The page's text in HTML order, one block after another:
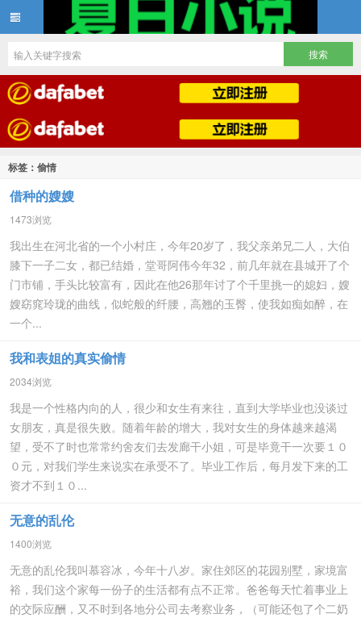
夏日小说
标签：偷情
借种的嫂嫂
1473浏览
我出生在河北省的一个小村庄，今年20岁了，我父亲弟兄二人，大伯
膝下一子二女，都已结婚，堂哥阿伟今年32，前几年就在县城开了个
门市铺，手头比较富有，因此在他26那年讨了个千里挑一的媳妇，嫂
嫂窈窕玲珑的曲线，似蛇般的纤腰，高翘的玉臀，使我如痴如醉，在
一个...
我和表姐的真实偷情
2034浏览
我是一个性格内向的人，很少和女生有来往，直到大学毕业也没谈过
女朋友，真是很失败。随着年龄的增大，我对女生的身体越来越渴
望，受不了时也常常约舍友们去发廊干小姐，可是毕竟干一次要１０
０元，对我们学生来说实在承受不了。毕业工作后，每月发下来的工
资才不到１０...
无意的乱伦
1400浏览
无意的乱伦我叫慕容冰，今年十八岁。家住郊区的花园别墅，家境富
裕，我们这个家每一份子的生活都有点不正常。爸爸每天忙着事业上
的交际应酬，又不时到各地分公司去考察业务，（可能还包了个二奶